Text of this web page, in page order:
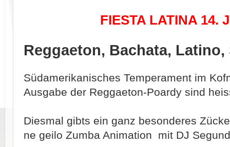
FIESTA LATINA 14.
Reggaeton, Bachata,
Südamerikanisches Temperament im
Ausgabe der Reggaeton-Poardy sind
Diesmal gibts ein ganz besonderes
ne geilo Zumba Animation mit DJ